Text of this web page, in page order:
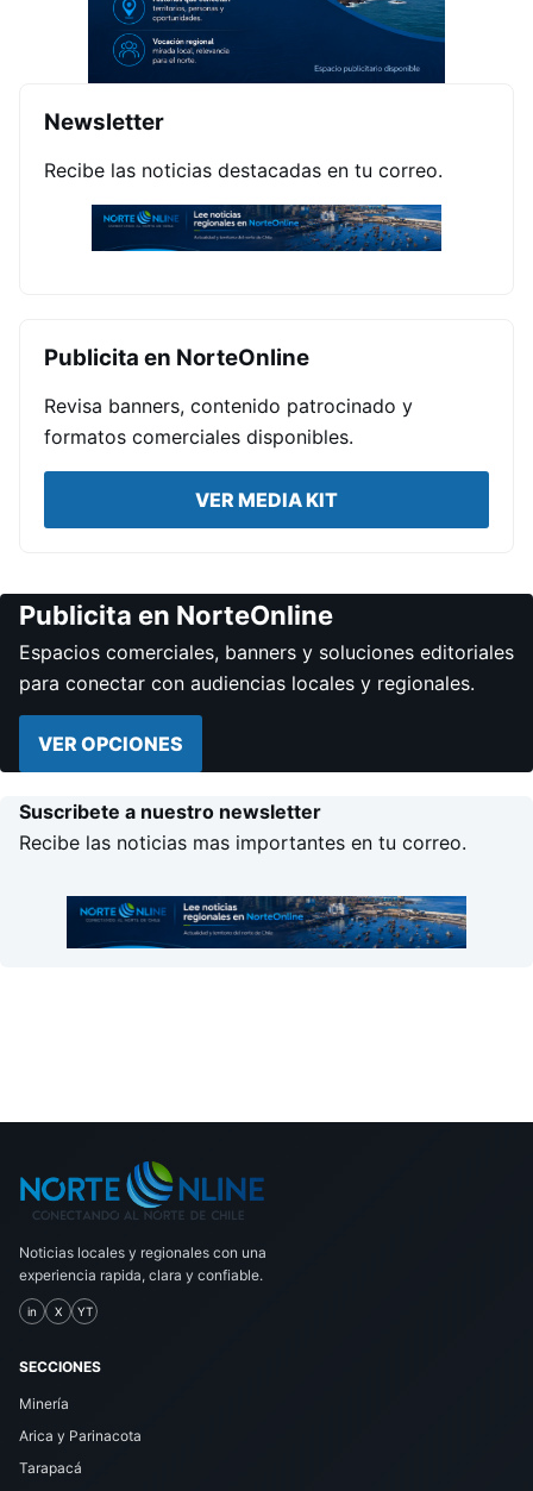
Newsletter
Recibe las noticias destacadas en tu correo.
Publicita en NorteOnline
Revisa banners, contenido patrocinado y
formatos comerciales disponibles.
VER MEDIA KIT
Publicita en NorteOnline
Espacios comerciales, banners y soluciones editoriales
para conectar con audiencias locales y regionales.
VER OPCIONES
Suscribete a nuestro newsletter
Recibe las noticias mas importantes en tu correo.
Noticias locales y regionales con una
experiencia rapida, clara y confiable.
in X YT
SECCIONES
Minería
Arica y Parinacota
Tarapacá